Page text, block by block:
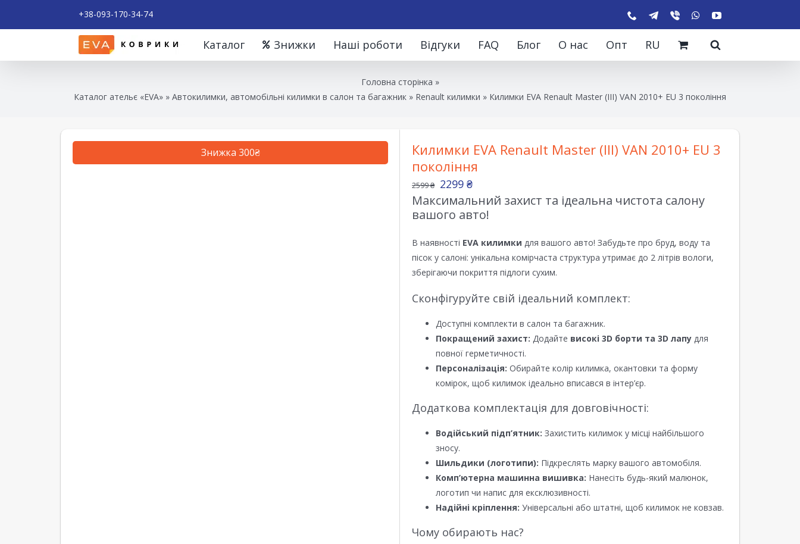
+38-093-170-34-74
Каталог Знижки Наші роботи Відгуки FAQ Блог О нас Опт RU
Головна сторінка »
Каталог ательє «EVA» » Автокилимки, автомобільні килимки в салон та багажник » Renault килимки » Килимки EVA Renault Master (ІІІ) VAN 2010+ EU 3 покоління
Знижка 300₴
Килимки EVA Renault Master (ІІІ) VAN 2010+ EU 3
покоління
2599₴ 2299 ₴
Максимальний захист та ідеальна чистота салону
вашого авто!
В наявності EVA килимки для вашого авто! Забудьте про бруд, воду та
пісок у салоні: унікальна комірчаста структура утримає до 2 літрів вологи,
зберігаючи покриття підлоги сухим.
Сконфігуруйте свій ідеальний комплект:
Доступні комплекти в салон та багажник.
Покращений захист: Додайте високі 3D борти та 3D лапу для
повної герметичності.
Персоналізація: Обирайте колір килимка, окантовки та форму
комірок, щоб килимок ідеально вписався в інтер’єр.
Додаткова комплектація для довговічності:
Водійський підп’ятник: Захистить килимок у місці найбільшого
зносу.
Шильдики (логотипи): Підкреслять марку вашого автомобіля.
Комп’ютерна машинна вишивка: Нанесіть будь-який малюнок,
логотип чи напис для ексклюзивності.
Надійні кріплення: Універсальні або штатні, щоб килимок не ковзав.
Чому обирають нас?